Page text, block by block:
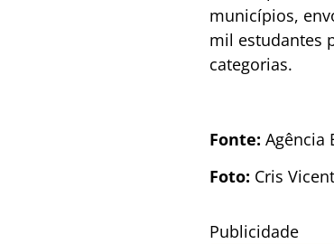
municípios,
mil estudantes
categorias.
Fonte: Agência
Foto: Cris
Publicidade